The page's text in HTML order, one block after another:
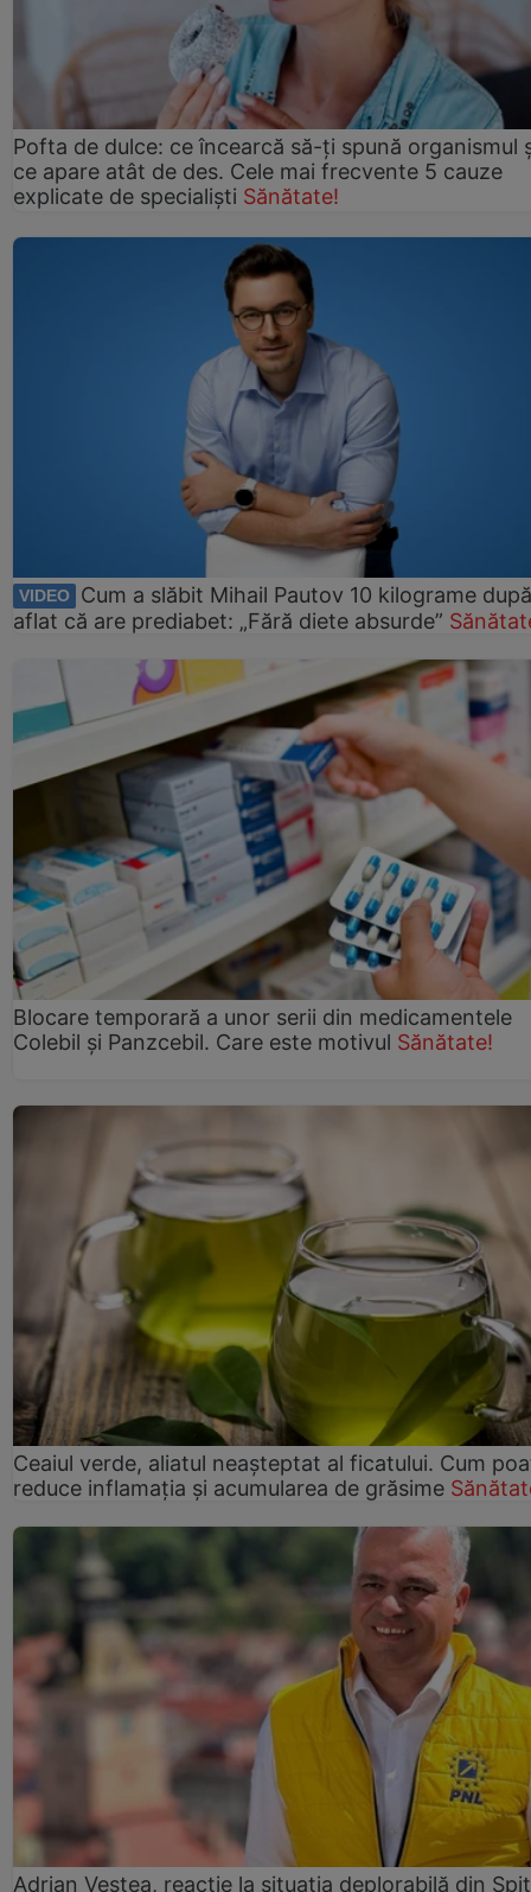
Pofta de dulce: ce încearcă să-ți spună organismul
ce apare atât de des. Cele mai frecvente 5 cauze
explicate de specialiști Sănătate!
VIDEO
Cum a slăbit Mihail Pautov 10 kilograme
aflat că are prediabet: „Fără diete absurde”
Blocare temporară a unor serii din medicamentele
Colebil și Panzcebil. Care este motivul Sănătate!
Ceaiul verde, aliatul neașteptat al ficatului. Cum
reduce inflamația și acumularea de grăsime
Adrian Veștea, reacție la situația deplorabilă din